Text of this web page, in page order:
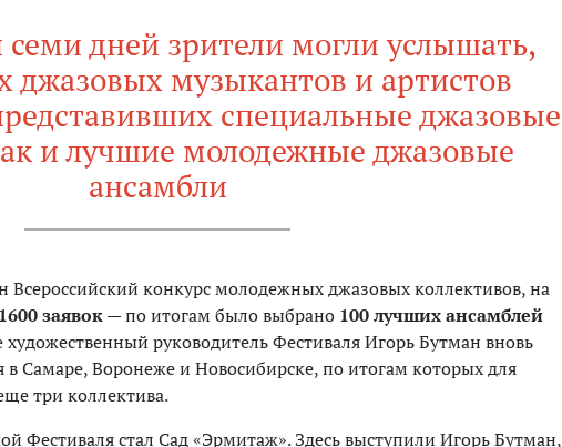
дней зрители могли услышать,
джазовых музыкантов и артистов
специальные джазовые
и лучшие молодежные джазовые
ансамбли
Всероссийский конкурс молодежных джазовых коллективов, на
заявок— по итогам было выбрано 100 лучших ансамблей
художественный руководитель Фестиваля Игорь Бутман вновь
Самаре, Воронеже и Новосибирске, по итогам которых для
три коллектива.
Фестиваля стал Сад «Эрмитаж». Здесь выступили Игорь Бутман,